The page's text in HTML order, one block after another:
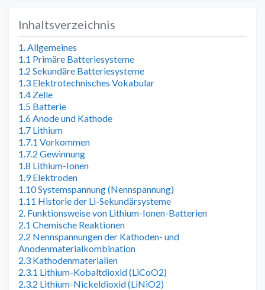
Inhaltsverzeichnis
1. Allgemeines
1.1 Primäre Batteriesysteme
1.2 Sekundäre Batteriesysteme
1.3 Elektrotechnisches Vokabular
1.4 Zelle
1.5 Batterie
1.6 Anode und Kathode
1.7 Lithium
1.7.1 Vorkommen
1.7.2 Gewinnung
1.8 Lithium-Ionen
1.9 Elektroden
1.10 Systemspannung (Nennspannung)
1.11 Historie der Li-Sekundärsysteme
2. Funktionsweise von Lithium-Ionen-Batterien
2.1 Chemische Reaktionen
2.2 Nennspannungen der Kathoden- und
Anodenmaterialkombination
2.3 Kathodenmaterialien
2.3.1 Lithium-Kobaltdioxid (LiCoO2)
2.3.2 Lithium-Nickeldioxid (LiNiO2)